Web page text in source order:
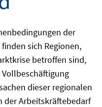
der
sich Regionen,
betroffen sind,
dieser regionalen
der Arbeitskräftebedarf